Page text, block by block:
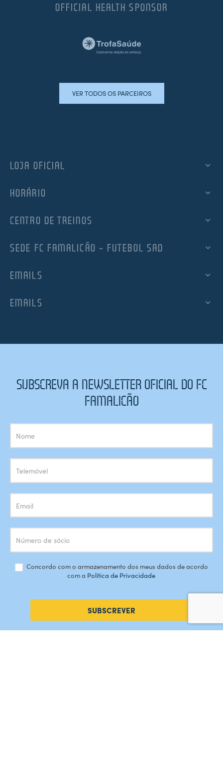
OFFICIAL HEALTH SPONSOR
VER TODOS OS PARCEIROS
LOJA OFICIAL
HORÁRIO
CENTRO DE TREINOS
SEDE FC FAMALICÃO – FUTEBOL SAD
EMAILS
EMAILS
SUBSCREVA A NEWSLETTER OFICIAL DO FC
FAMALICÃO
Subscrição
Newsletter
Concordo com o armazenamento dos meus dados de acordo
com a Política de Privacidade
SUBSCREVER